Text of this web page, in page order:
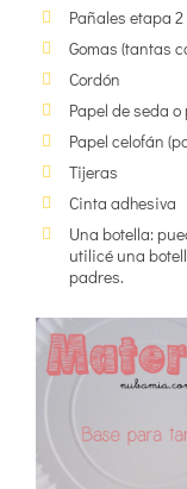
Pañales etapa
Gomas (tantas
Cordón
Papel de seda
Papel celofán
Tijeras
Cinta adhesiva
Una botella:
utilicé una
padres.